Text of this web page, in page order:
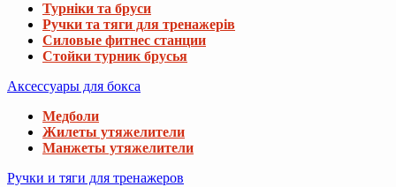
Турніки та бруси
Ручки та тяги для тренажерів
Силовые фитнес станции
Стойки турник брусья
Аксессуары для бокса
Медболи
Жилеты утяжелители
Манжеты утяжелители
Ручки и тяги для тренажеров